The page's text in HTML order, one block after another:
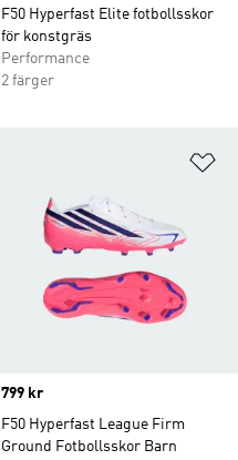
F50 Hyperfast Elite fotbollsskor
för konstgräs
Performance
2 färger
Price
799 kr
F50 Hyperfast League Firm
Ground Fotbollsskor Barn